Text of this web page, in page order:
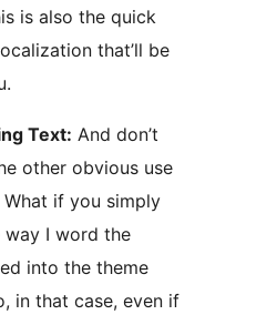
is also the quick
that’ll be
Text: And don’t
other obvious use
if you simply
I word the
into the theme
in that case, even if